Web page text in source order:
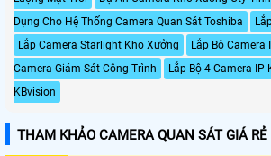
Dụng Cho Hệ Thống Camera Quan Sát Toshiba
Lắp Camera Starlight Kho Xưởng
Lắp Bộ Camera
Camera Giám Sát Công Trình
Lắp Bộ 4 Camera IP
KBvision
THAM KHẢO CAMERA QUAN SÁT GIÁ RẺ